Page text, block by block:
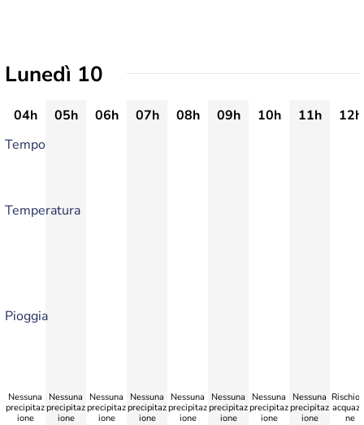
Lunedì 10
04h 05h 06h 07h 08h 09h 10h 11h
12h
Tempo
Temperatura
Pioggia
Nessuna
precipitaz
ione
Nessuna
precipitaz
ione
Nessuna
precipitaz
ione
Nessuna
precipitaz
ione
Nessuna
precipitaz
ione
Nessuna
precipitaz
ione
Nessuna
precipitaz
ione
Nessuna
precipitaz
ione
Rischio
ne